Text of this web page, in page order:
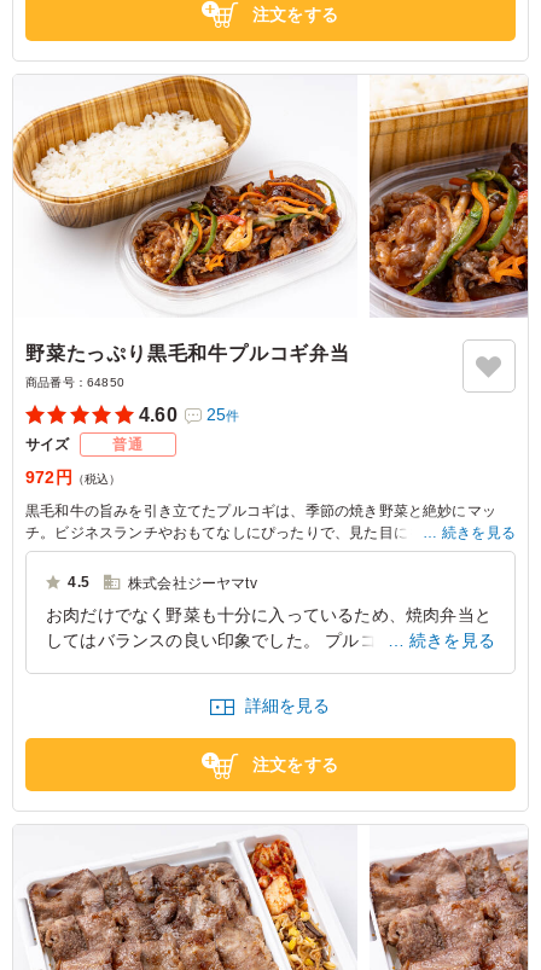
東京都渋谷区東
注文をする
野菜たっぷり黒毛和牛プルコギ弁当
商品番号： 64850
4.60 25件
サイズ 普通
972円 （税込）
黒毛和牛の旨みを引き立てたプルコギは、季節の焼き野菜と絶妙にマッ
チ。ビジネスランチやおもてなしにぴったりで、見た目にも華やかさを添
えます。大切なひとときを彩る一品です。
続きを見る
4.5 株式会社ジーヤマtv
お肉だけでなく野菜も十分に入っているため、焼肉弁当と
してはバランスの良い印象でした。 プルコギの甘辛い味
く、幅広い年代の方に喜ばれそうなお弁当だと思います。
東京都北区志茂
続きを見る
詳細を見る
注文をする